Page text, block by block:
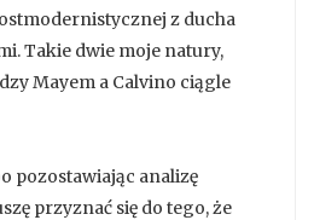
z ducha
Takie dwie moje natury,
Mayem a Calvino ciągle
pozostawiając analizę
przyznać się do tego, że